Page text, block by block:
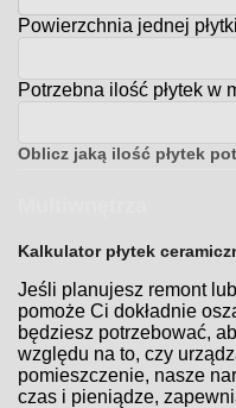
Powierzchnia jednej
Potrzebna ilość płytek w
Oblicz jaką ilość płytek
Kalkulator płytek
Jeśli planujesz remont
pomoże Ci dokładnie
będziesz potrzebować,
względu na to, czy
pomieszczenie, nasze
czas i pieniądze,